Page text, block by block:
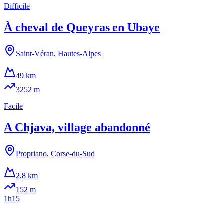
Difficile
À cheval de Queyras en Ubaye
Saint-Véran, Hautes-Alpes
49 km
3252 m
Facile
A Chjava, village abandonné
Propriano, Corse-du-Sud
2,8 km
152 m
1h15